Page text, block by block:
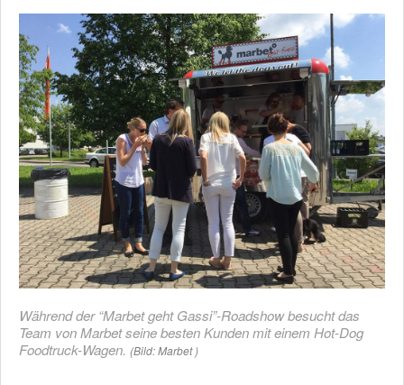
Während der “Marbet geht Gassi”-Roadshow besucht das
Team von Marbet seine besten Kunden mit einem Hot-Dog
Foodtruck-Wagen. (Bild: Marbet )